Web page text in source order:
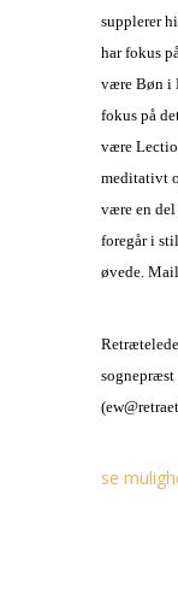
supplerer
har fokus
være Bøn i
fokus på
være
meditativt
være en
foregår i
øvede.
sognepræst
se